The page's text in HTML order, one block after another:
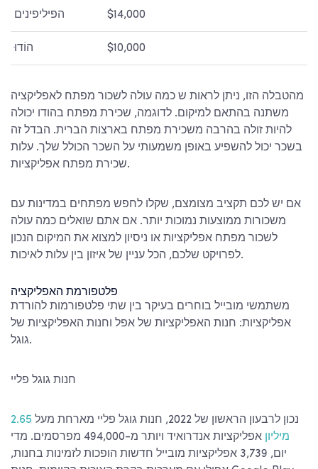
הפיליפינים $14,000
הוֹדוּ $10,000
מהטבלה הזו, ניתן לראות ש כמה עולה לשכור מפתח לאפליקציה
משתנה בהתאם למיקום. לדוגמה, שכירת מפתח בהודו יכולה
להיות זולה בהרבה משכירת מפתח בארצות הברית. הבדל זה
בשכר יכול להשפיע באופן משמעותי על השכר הכולל שלך. עלות
שכירת מפתח אפליקציות.
אם יש לכם תקציב מצומצם, שקלו לחפש מפתחים במדינות עם
משכורות ממוצעות נמוכות יותר. אם אתם שואלים כמה עולה
לשכור מפתח אפליקציות או ניסיון למצוא את המיקום הנכון
לפרויקט שלכם, הכל עניין של איזון בין עלות לאיכות.
פלטפורמת האפליקציה
משתמשי מובייל בוחרים בעיקר בין שתי פלטפורמות להורדת
אפליקציות: חנות האפליקציות של אפל וחנות האפליקציות של
גוגל.
חנות גוגל פליי
נכון לרבעון הראשון של 2022, חנות גוגל פליי מארחת מעל
2.65
מיליון
אפליקציות אנדרואיד ויותר מ-494,000 מפרסמים. מדי
יום, 3,739 אפליקציות מובייל חדשות הופכות לזמינות בחנות,